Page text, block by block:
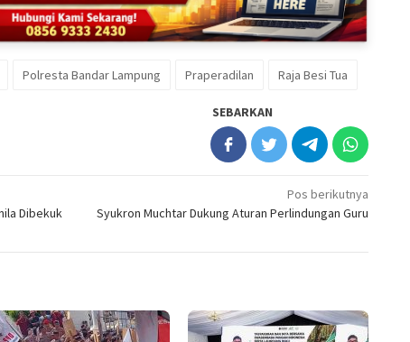
Polresta Bandar Lampung Praperadilan Raja Besi Tua
SEBARKAN
Dibekuk
Pos berikutnya
Syukron Muchtar Dukung Aturan Perlindungan Guru